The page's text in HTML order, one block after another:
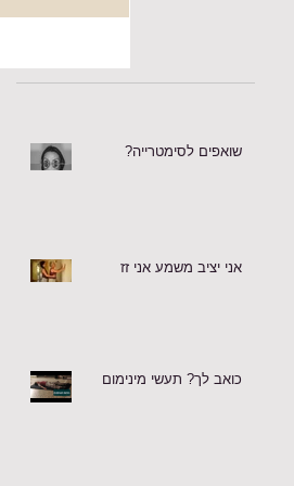
מושיטים את
שואפים לסימטרייה?
אני יציב משמע אני זז
כואב לך? תעשי מינימום